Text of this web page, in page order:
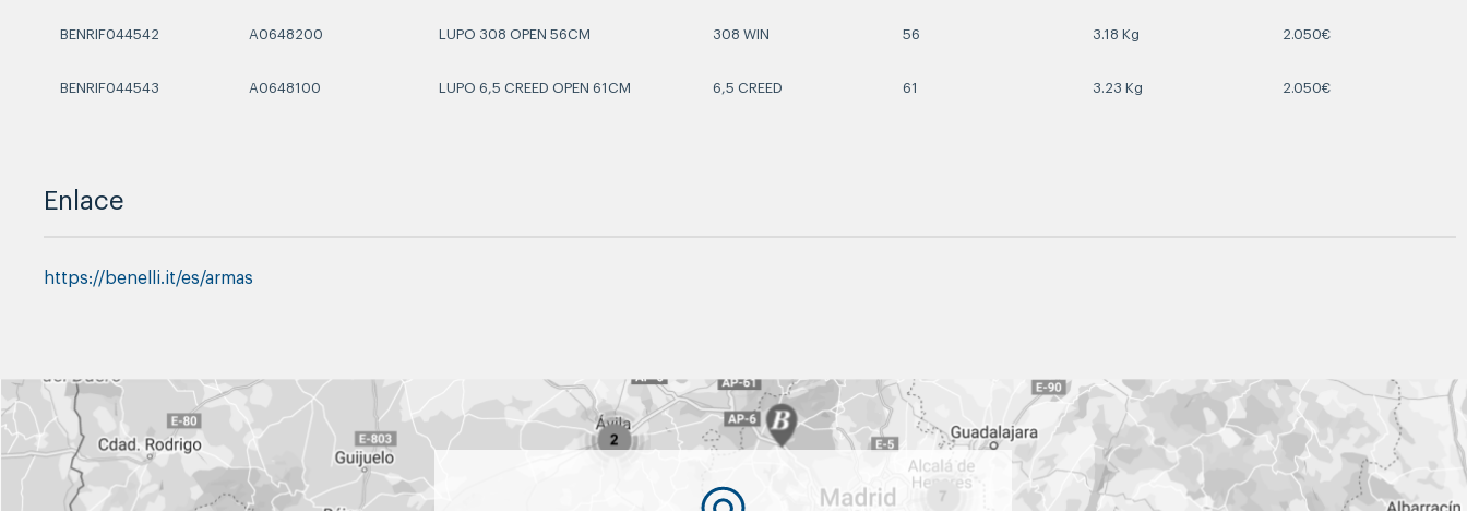
BENRIF044542 A0648200 LUPO 308 OPEN 56CM 308 WIN 56 3.18 Kg 2.050€
BENRIF044543 A0648100 LUPO 6,5 CREED OPEN 61CM 6,5 CREED 61 3.23 Kg 2.050€
Enlace
https://benelli.it/es/armas